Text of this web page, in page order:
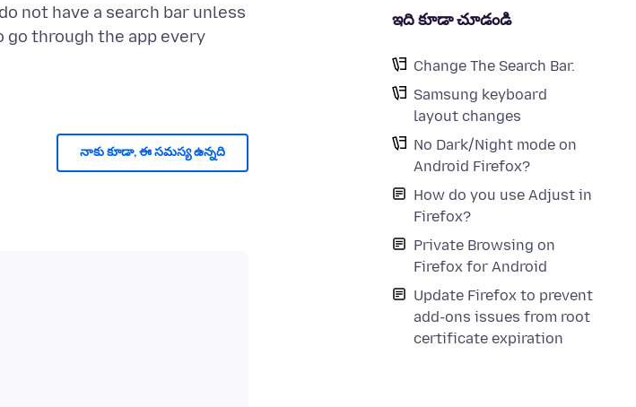
ఇది కూడా చూడండి
Change The Search Bar.
Samsung keyboard
layout changes
No Dark/Night mode on
Android Firefox?
How do you use Adjust in
Firefox?
Private Browsing on
Firefox for Android
Update Firefox to prevent
add-ons issues from root
certificate expiration
not have a search bar unless
go through the app every
నాకు కూడా, ఈ సమస్య ఉన్నది